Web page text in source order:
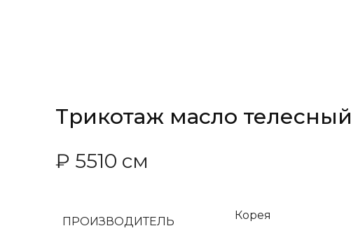
Трикотаж масло телесный
₽ 5510 см
ПРОИЗВОДИТЕЛЬ Корея